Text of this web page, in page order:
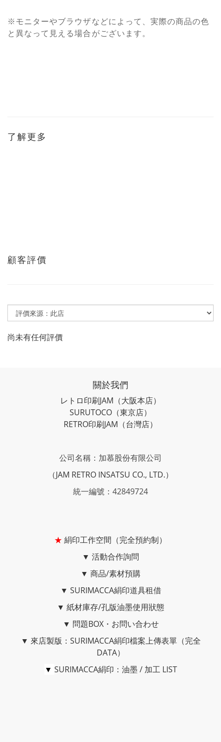
※モニターやブラウザなどによって、実際の商品の色
と異なって見える場合がございます。
了解更多
顧客評價
尚未有任何評價
關於我們
レトロ印刷JAM （大阪本店）
SURUTOCO （東京店）
RETRO印刷JAM （台灣店）
公司名稱：加慕股份有限公司
（JAM RETRO INSATSU CO., LTD.）
統一編號：42849724
★ 絹印工作空間（完全預約制）
▼ 活動合作詢問
▼ 商品/素材預購
▼ SURIMACCA絹印道具租借
▼ 紙材庫存/孔版油墨使用狀態
▼ 問題BOX・お問い合わせ
▼ 來店製版：SURIMACCA絹印檔案上傳表單（完全
DATA）
▼ SURIMACCA絹印：油墨 / 加工 LIST